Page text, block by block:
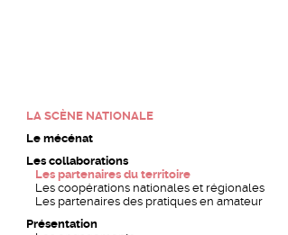
LA SCÈNE NATIONALE
Le mécénat
Les collaborations
Les partenaires du territoire
Les coopérations nationales et régionales
Les partenaires des pratiques en amateur
Présentation